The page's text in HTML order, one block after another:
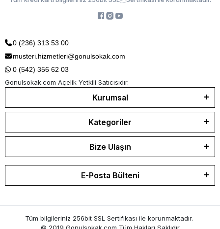
0 (236) 313 53 00
musteri.hizmetleri@gonulsokak.com
0 (542) 356 62 03
Gonulsokak.com Açelik Yetkili Satıcısıdır.
Kurumsal
Kategoriler
Bize Ulaşın
E-Posta Bülteni
Tüm bilgileriniz 256bit SSL Sertifikası ile korunmaktadır.